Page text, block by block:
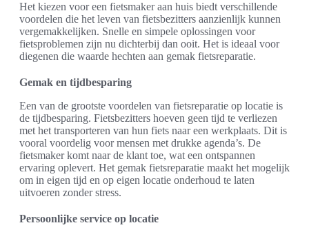
Het kiezen voor een fietsmaker aan huis biedt verschillende
voordelen die het leven van fietsbezitters aanzienlijk kunnen
vergemakkelijken. Snelle en simpele oplossingen voor
fietsproblemen zijn nu dichterbij dan ooit. Het is ideaal voor
diegenen die waarde hechten aan gemak fietsreparatie.
Gemak en tijdbesparing
Een van de grootste voordelen van fietsreparatie op locatie is
de tijdbesparing. Fietsbezitters hoeven geen tijd te verliezen
met het transporteren van hun fiets naar een werkplaats. Dit is
vooral voordelig voor mensen met drukke agenda’s. De
fietsmaker komt naar de klant toe, wat een ontspannen
ervaring oplevert. Het gemak fietsreparatie maakt het mogelijk
om in eigen tijd en op eigen locatie onderhoud te laten
uitvoeren zonder stress.
Persoonlijke service op locatie